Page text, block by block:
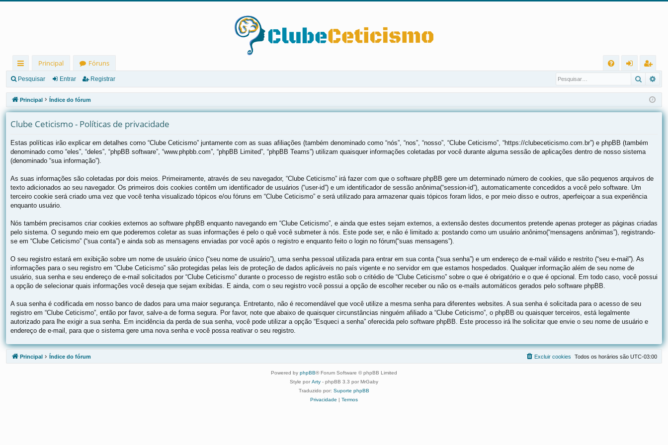
in
ks
rá
pi
d
os
Principal
Fóruns
Q
ra
r
eg
ist
ra
Pesquisar Entrar Registrar
Principal Índice do fórum
Clube Ceticismo - Políticas de privacidade
Estas políticas irão explicar em detalhes como “Clube Ceticismo” juntamente com as suas afiliações (também denominado como “nós”, “nos”, “nosso”, “Clube Ceticismo”, “https://clubeceticismo.com.br”) e phpBB (também
denominado como “eles”, “deles”, “phpBB software”, “www.phpbb.com”, “phpBB Limited”, “phpBB Teams”) utilizam quaisquer informações coletadas por você durante alguma sessão de aplicações dentro de nosso sistema
(denominado “sua informação”).
As suas informações são coletadas por dois meios. Primeiramente, através de seu navegador, “Clube Ceticismo” irá fazer com que o software phpBB gere um determinado número de cookies, que são pequenos arquivos de
texto adicionados ao seu navegador. Os primeiros dois cookies contêm um identificador de usuários (“user-id”) e um identificador de sessão anônima(“session-id”), automaticamente concedidos a você pelo software. Um
terceiro cookie será criado uma vez que você tenha visualizado tópicos e/ou fóruns em “Clube Ceticismo” e será utilizado para armazenar quais tópicos foram lidos, e por meio disso e outros, aperfeiçoar a sua experiência
enquanto usuário.
Nós também precisamos criar cookies externos ao software phpBB enquanto navegando em “Clube Ceticismo”, e ainda que estes sejam externos, a extensão destes documentos pretende apenas proteger as páginas criadas
pelo sistema. O segundo meio em que poderemos coletar as suas informações é pelo o quê você submeter à nós. Este pode ser, e não é limitado a: postando como um usuário anônimo(“mensagens anônimas”), registrando-
se em “Clube Ceticismo” (“sua conta”) e ainda sob as mensagens enviadas por você após o registro e enquanto feito o login no fórum(“suas mensagens”).
O seu registro estará em exibição sobre um nome de usuário único (“seu nome de usuário”), uma senha pessoal utilizada para entrar em sua conta (“sua senha”) e um endereço de e-mail válido e restrito (“seu e-mail”). As
informações para o seu registro em “Clube Ceticismo” são protegidas pelas leis de proteção de dados aplicáveis no país vigente e no servidor em que estamos hospedados. Qualquer informação além de seu nome de
usuário, sua senha e seu endereço de e-mail solicitados por “Clube Ceticismo” durante o processo de registro estão sob o critédio de “Clube Ceticismo” sobre o que é obrigatório e o que é opcional. Em todo caso, você possui
a opção de selecionar quais informações você deseja que sejam exibidas. E ainda, com o seu registro você possui a opção de escolher receber ou não os e-mails automáticos gerados pelo software phpBB.
A sua senha é codificada em nosso banco de dados para uma maior segurança. Entretanto, não é recomendável que você utilize a mesma senha para diferentes websites. A sua senha é solicitada para o acesso de seu
registro em “Clube Ceticismo”, então por favor, salve-a de forma segura. Por favor, note que abaixo de quaisquer circunstâncias ninguém afiliado a “Clube Ceticismo”, o phpBB ou quaisquer terceiros, está legalmente
autorizado para lhe exigir a sua senha. Em incidência da perda de sua senha, você pode utilizar a opção “Esqueci a senha” oferecida pelo software phpBB. Este processo irá lhe solicitar que envie o seu nome de usuário e
endereço de e-mail, para que o sistema gere uma nova senha e você possa reativar o seu registro.
Principal Índice do fórum Todos os horários são UTC-03:00
Excluir cookies
Powered by phpBB® Forum Software © phpBB Limited
Style por Arty - phpBB 3.3 por MrGaby
Traduzido por: Suporte phpBB
Privacidade
Termos